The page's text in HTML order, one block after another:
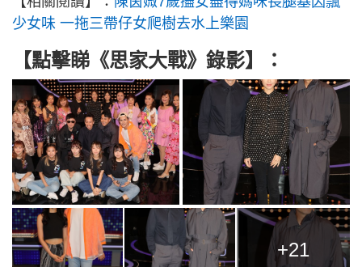
少女味 一拖三帶仔女爬樹去水上樂園
【點擊睇《思家大戰》錄影】：
+21